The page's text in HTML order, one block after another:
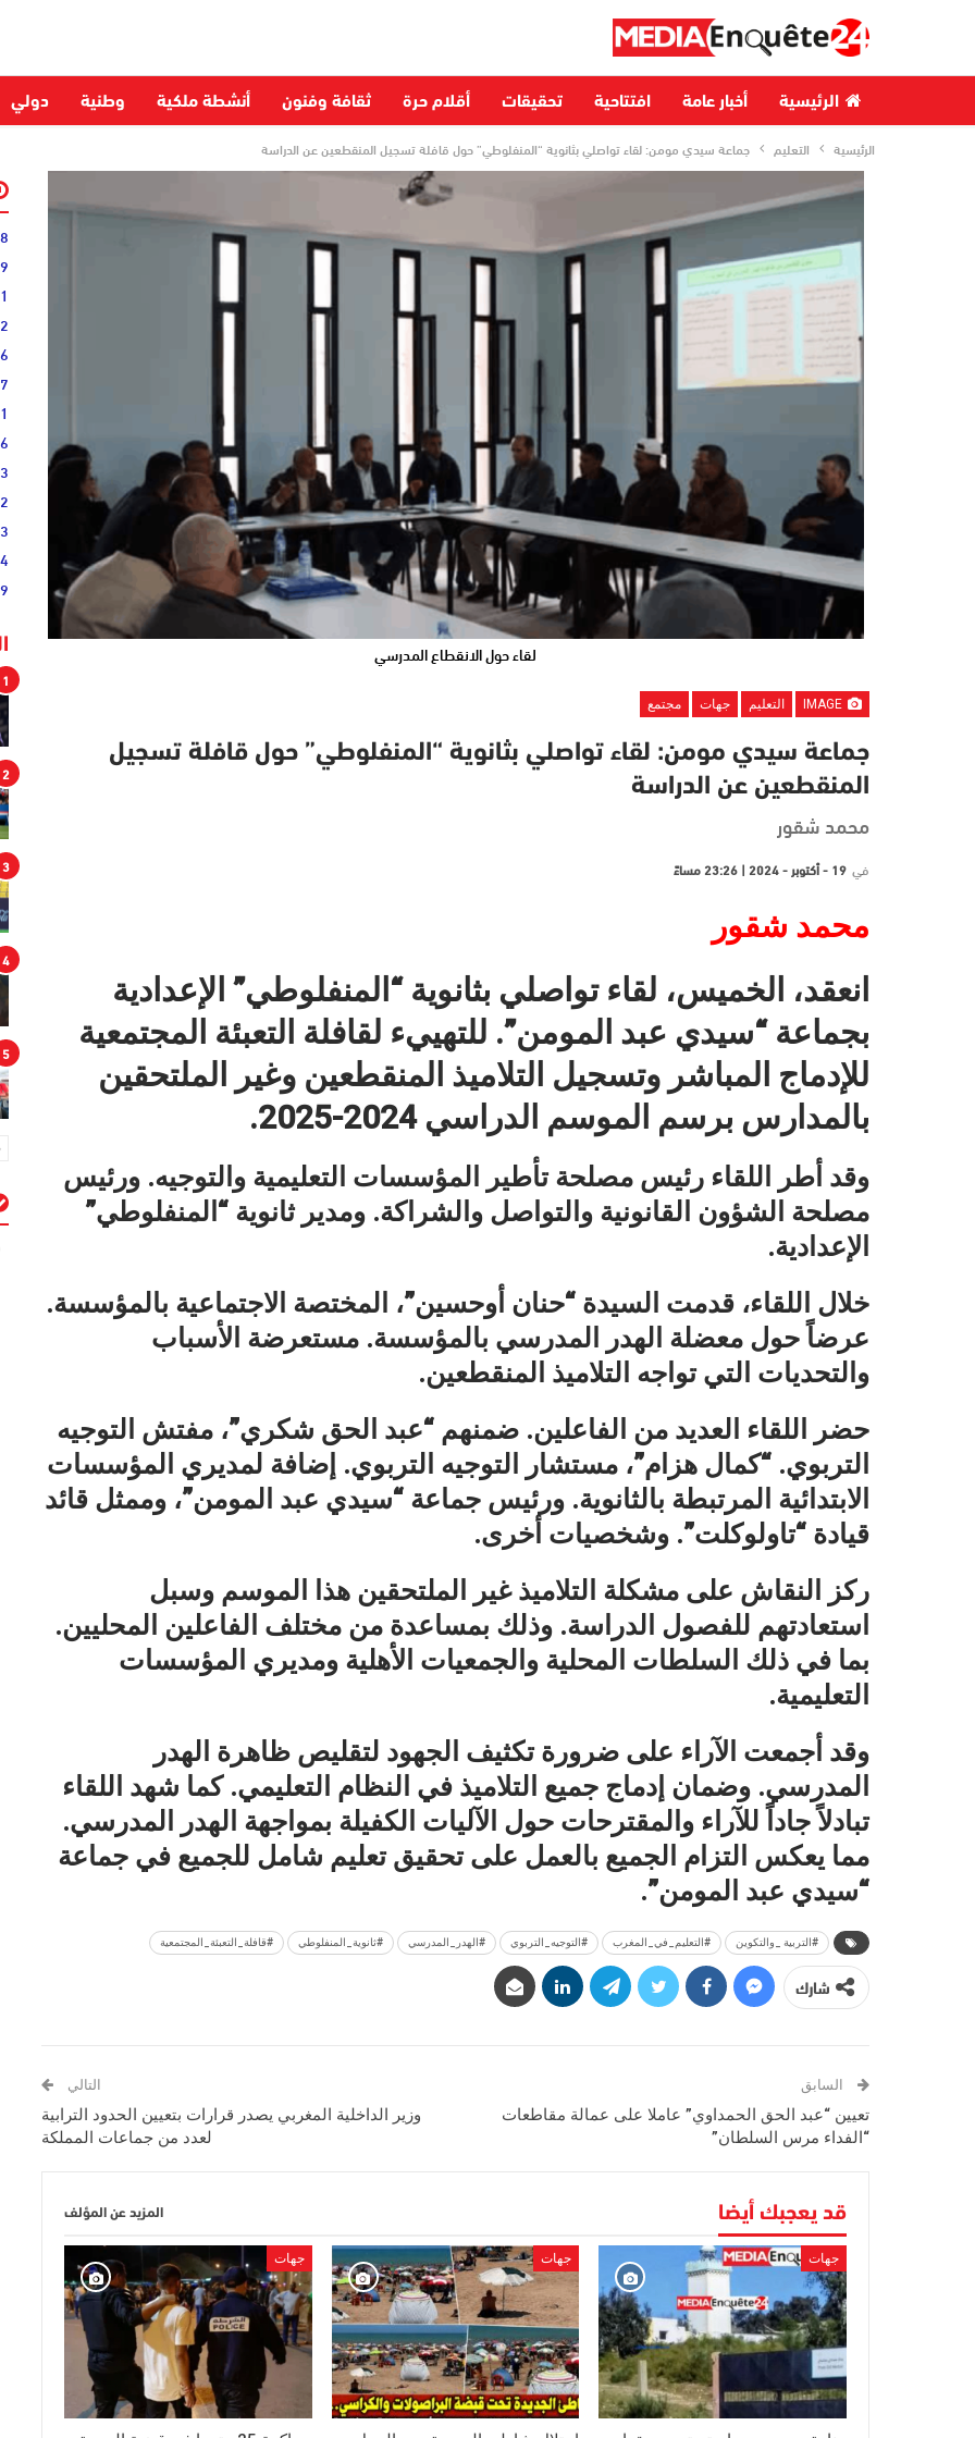
الرئيسية أخبار عامة افتتاحية تحقيقات أقلام حرة ثقافة وفنون أنشطة ملكية وطنية دولي
الرئيسية التعليم جماعة سيدي مومن: لقاء تواصلي بثانوية “المنفلوطي” حول قافلة تسجيل المنقطعين عن الدراسة
لقاء حول الانقطاع المدرسي
التعليم جهات مجتمع
جماعة سيدي مومن: لقاء تواصلي بثانوية “المنفلوطي” حول قافلة تسجيل
المنقطعين عن الدراسة
محمد شقور
في 19 - أكتوبر - 2024 | 23:26 مساءً
محمد شقور
انعقد، الخميس، لقاء تواصلي بثانوية “المنفلوطي” الإعدادية
بجماعة “سيدي عبد المومن”. للتهييء لقافلة التعبئة المجتمعية
للإدماج المباشر وتسجيل التلاميذ المنقطعين وغير الملتحقين
بالمدارس برسم الموسم الدراسي 2024-2025.
وقد أطر اللقاء رئيس مصلحة تأطير المؤسسات التعليمية والتوجيه. ورئيس
مصلحة الشؤون القانونية والتواصل والشراكة. ومدير ثانوية “المنفلوطي”
الإعدادية.
خلال اللقاء، قدمت السيدة “حنان أوحسين”، المختصة الاجتماعية بالمؤسسة.
عرضاً حول معضلة الهدر المدرسي بالمؤسسة. مستعرضة الأسباب
والتحديات التي تواجه التلاميذ المنقطعين.
حضر اللقاء العديد من الفاعلين. ضمنهم “عبد الحق شكري”، مفتش التوجيه
التربوي. “كمال هزام”، مستشار التوجيه التربوي. إضافة لمديري المؤسسات
الابتدائية المرتبطة بالثانوية. ورئيس جماعة “سيدي عبد المومن”، وممثل قائد
قيادة “تاولوكلت”. وشخصيات أخرى.
ركز النقاش على مشكلة التلاميذ غير الملتحقين هذا الموسم وسبل
استعادتهم للفصول الدراسة. وذلك بمساعدة من مختلف الفاعلين المحليين.
بما في ذلك السلطات المحلية والجمعيات الأهلية ومديري المؤسسات
التعليمية.
وقد أجمعت الآراء على ضرورة تكثيف الجهود لتقليص ظاهرة الهدر
المدرسي. وضمان إدماج جميع التلاميذ في النظام التعليمي. كما شهد اللقاء
تبادلاً جاداً للآراء والمقترحات حول الآليات الكفيلة بمواجهة الهدر المدرسي.
مما يعكس التزام الجميع بالعمل على تحقيق تعليم شامل للجميع في جماعة
“سيدي عبد المومن”.
#التربية _والتكوين #التعليم_في_المغرب #التوجيه_التربوي #الهدر_المدرسي #ثانوية_المنفلوطي #قافلة_التعبئة_المجتمعية
شارك
السابق
تعيين “عبد الحق الحمداوي” عاملا على عمالة مقاطعات
“الفداء مرس السلطان”
التالي
وزير الداخلية المغربي يصدر قرارات بتعيين الحدود الترابية
لعدد من جماعات المملكة
قد يعجبك أيضا المزيد عن المؤلف
جهات جهات جهات
1
2
3
4
5